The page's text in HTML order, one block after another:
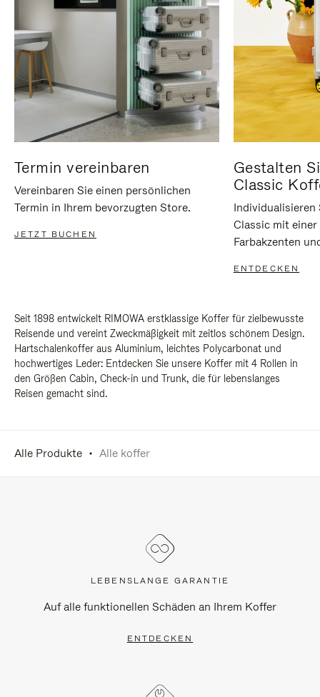
Termin vereinbaren
Vereinbaren Sie einen persönlichen
Termin in Ihrem bevorzugten Store.
JETZT BUCHEN
Gestalten
Classic
Individualisieren
Classic mit
Farbakzenten
ENTDECKEN
Seit 1898 entwickelt RIMOWA erstklassige Koffer für zielbewusste
Reisende und vereint Zweckmäßigkeit mit zeitlos schönem Design.
Hartschalenkoffer aus Aluminium, leichtes Polycarbonat und
hochwertiges Leder: Entdecken Sie unsere Koffer mit 4 Rollen in
den Größen Cabin, Check-in und Trunk, die für lebenslanges
Reisen gemacht sind.
Alle Produkte Alle koffer
LEBENSLANGE GARANTIE
Auf alle funktionellen Schäden an Ihrem Koffer
ENTDECKEN